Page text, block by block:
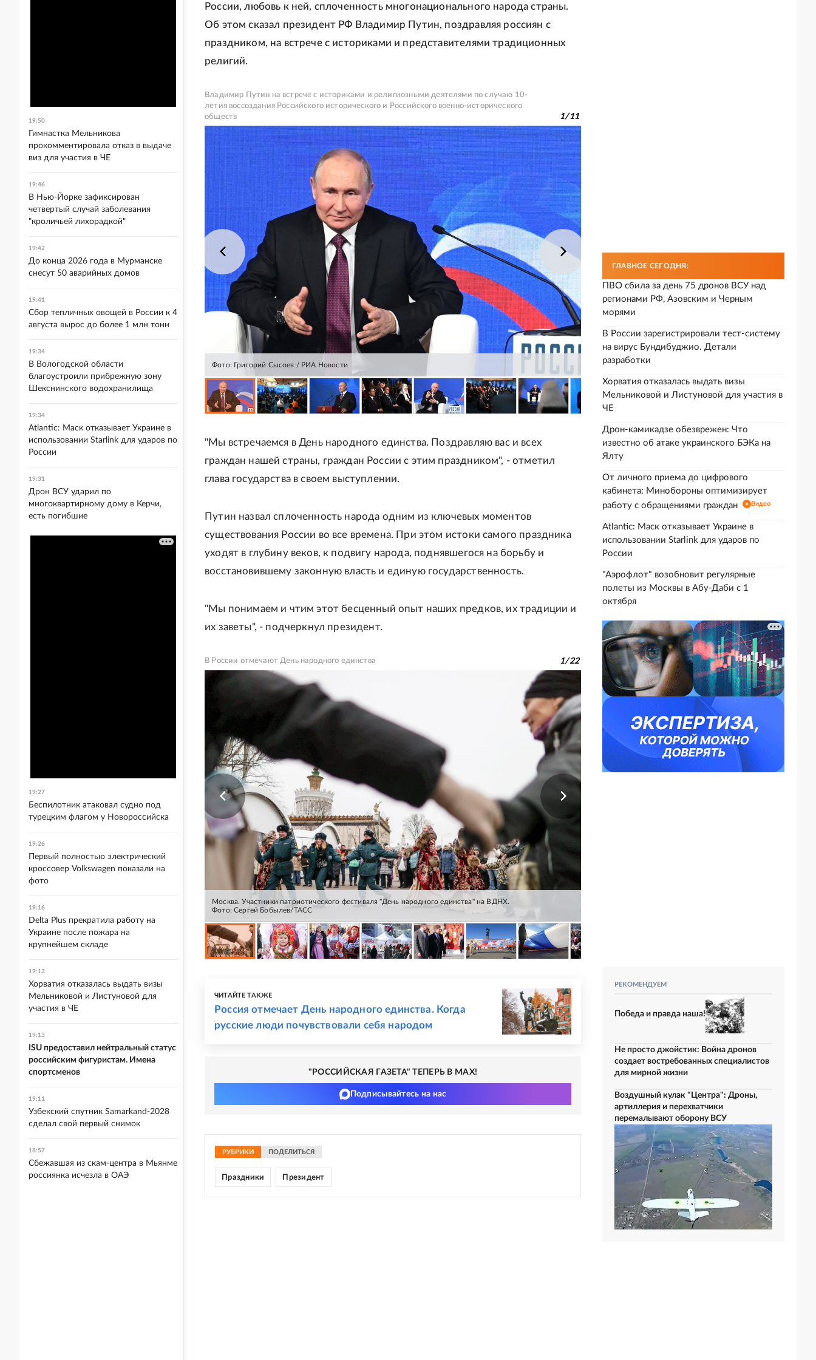
России, любовь к ней, сплоченность многонационального народа страны.
Об этом сказал президент РФ Владимир Путин, поздравляя россиян с
праздником, на встрече с историками и представителями традиционных
религий.
Владимир Путин на встрече с историками и религиозными деятелями по случаю 10-
летия воссоздания Российского исторического и Российского военно-исторического
обществ
1/11
Фото: Григорий Сысоев / РИА Новости
"Мы встречаемся в День народного единства. Поздравляю вас и всех
граждан нашей страны, граждан России с этим праздником", - отметил
глава государства в своем выступлении.
Путин назвал сплоченность народа одним из ключевых моментов
существования России во все времена. При этом истоки самого праздника
уходят в глубину веков, к подвигу народа, поднявшегося на борьбу и
восстановившему законную власть и единую государственность.
"Мы понимаем и чтим этот бесценный опыт наших предков, их традиции и
их заветы", - подчеркнул президент.
В России отмечают День народного единства 1/22
Москва. Участники патриотического фестиваля "День народного единства" на ВДНХ.
Фото: Сергей Бобылев/ТАСС
ЧИТАЙТЕ ТАКЖЕ
Россия отмечает День народного единства. Когда
русские люди почувствовали себя народом
"РОССИЙСКАЯ ГАЗЕТА" ТЕПЕРЬ В MAX!
Подписывайтесь на нас
РУБРИКИ ПОДЕЛИТЬСЯ
Праздники Президент
ГЛАВНОЕ СЕГОДНЯ:
ПВО сбила за день 75 дронов ВСУ над
регионами РФ, Азовским и Черным
морями
В России зарегистрировали тест-систему
на вирус Бундибуджио. Детали
разработки
Хорватия отказалась выдать визы
Мельниковой и Листуновой для участия в
ЧЕ
Дрон-камикадзе обезврежен: Что
известно об атаке украинского БЭКа на
Ялту
От личного приема до цифрового
кабинета: Минобороны оптимизирует
работу с обращениями граждан
Видео
Atlantic: Маск отказывает Украине в
использовании Starlink для ударов по
России
"Аэрофлот" возобновит регулярные
полеты из Москвы в Абу-Даби с 1
октября
РЕКОМЕНДУЕМ
Победа и правда наша!
Не просто джойстик: Война дронов
создает востребованных специалистов
для мирной жизни
Воздушный кулак "Центра": Дроны,
артиллерия и перехватчики
перемалывают оборону ВСУ
19:50
Гимнастка Мельникова
прокомментировала отказ в выдаче
виз для участия в ЧЕ
19:46
В Нью-Йорке зафиксирован
четвертый случай заболевания
"кроличьей лихорадкой"
19:42
До конца 2026 года в Мурманске
снесут 50 аварийных домов
19:41
Сбор тепличных овощей в России к 4
августа вырос до более 1 млн тонн
19:34
В Вологодской области
благоустроили прибрежную зону
Шекснинского водохранилища
19:34
Atlantic: Маск отказывает Украине в
использовании Starlink для ударов по
России
19:31
Дрон ВСУ ударил по
многоквартирному дому в Керчи,
есть погибшие
19:27
Беспилотник атаковал судно под
турецким флагом у Новороссийска
19:26
Первый полностью электрический
кроссовер Volkswagen показали на
фото
19:16
Delta Plus прекратила работу на
Украине после пожара на
крупнейшем складе
19:13
Хорватия отказалась выдать визы
Мельниковой и Листуновой для
участия в ЧЕ
19:13
ISU предоставил нейтральный статус
российским фигуристам. Имена
спортсменов
19:11
Узбекский спутник Samarkand-2028
сделал свой первый снимок
18:57
Сбежавшая из скам-центра в Мьянме
россиянка исчезла в ОАЭ